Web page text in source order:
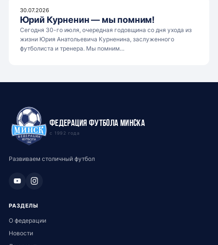
30.07.2026
Юрий Курненин — мы помним!
Сегодня 30-го июля, очередная годовщина со дня ухода из
жизни Юрия Анатольевича Курненина, заслуженного
футболиста и тренера. Мы помним…
Федерация футбола Минска
с 1992 года
Развиваем столичный футбол
РАЗДЕЛЫ
О федерации
Новости